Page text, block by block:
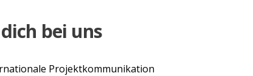
bei uns
Projektkommunikation